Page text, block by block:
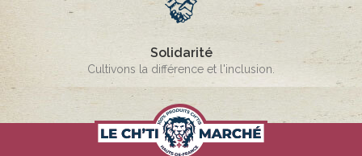
Solidarité
Cultivons la différence et l'inclusion.